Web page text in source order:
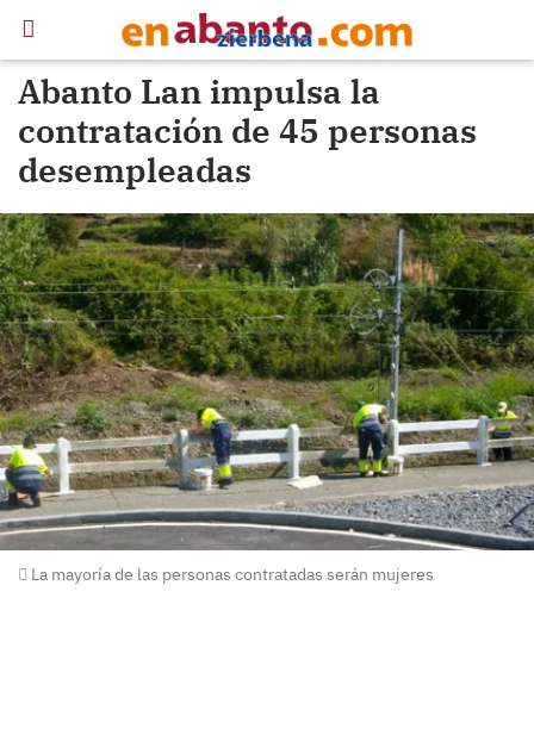
Abanto Lan impulsa la
contratación de 45 personas
desempleadas
La mayoría de las personas contratadas serán mujeres